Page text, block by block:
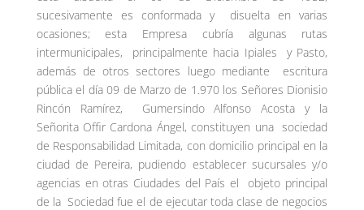
sucesivamente es conformada y disuelta en varias
ocasiones; esta Empresa cubría algunas rutas
intermunicipales, principalmente hacia Ipiales y Pasto,
además de otros sectores luego mediante escritura
pública el día 09 de Marzo de 1.970 los Señores Dionisio
Rincón Ramírez, Gumersindo Alfonso Acosta y la
Señorita Offir Cardona Ángel, constituyen una sociedad
de Responsabilidad Limitada, con domicilio principal en la
ciudad de Pereira, pudiendo establecer sucursales y/o
agencias en otras Ciudades del País el objeto principal
de la Sociedad fue el de ejecutar toda clase de negocios